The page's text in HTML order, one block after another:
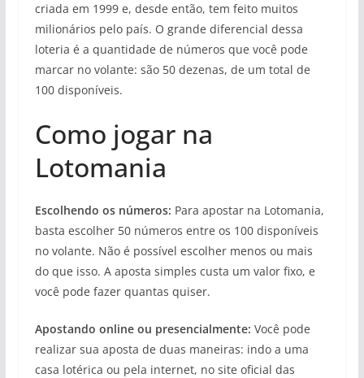
criada em 1999 e, desde então, tem feito muitos
milionários pelo país. O grande diferencial dessa
loteria é a quantidade de números que você pode
marcar no volante: são 50 dezenas, de um total de
100 disponíveis.
Como jogar na
Lotomania
Escolhendo os números: Para apostar na Lotomania,
basta escolher 50 números entre os 100 disponíveis
no volante. Não é possível escolher menos ou mais
do que isso. A aposta simples custa um valor fixo, e
você pode fazer quantas quiser.
Apostando online ou presencialmente: Você pode
realizar sua aposta de duas maneiras: indo a uma
casa lotérica ou pela internet, no site oficial das